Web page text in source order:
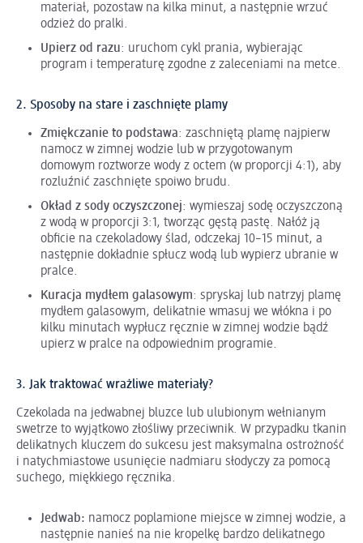
materiał, pozostaw na kilka minut, a następnie wrzuć
odzież do pralki.
Upierz od razu: uruchom cykl prania, wybierając
program i temperaturę zgodne z zaleceniami na metce.
2. Sposoby na stare i zaschnięte plamy
Zmiękczanie to podstawa: zaschniętą plamę najpierw
namocz w zimnej wodzie lub w przygotowanym
domowym roztworze wody z octem (w proporcji 4:1), aby
rozluźnić zaschnięte spoiwo brudu.
Okład z sody oczyszczonej: wymieszaj sodę oczyszczoną
z wodą w proporcji 3:1, tworząc gęstą pastę. Nałóż ją
obficie na czekoladowy ślad, odczekaj 10–15 minut, a
następnie dokładnie spłucz wodą lub wypierz ubranie w
pralce.
Kuracja mydłem galasowym: spryskaj lub natrzyj plamę
mydłem galasowym, delikatnie wmasuj we włókna i po
kilku minutach wypłucz ręcznie w zimnej wodzie bądź
upierz w pralce na odpowiednim programie.
3. Jak traktować wrażliwe materiały?
Czekolada na jedwabnej bluzce lub ulubionym wełnianym
swetrze to wyjątkowo złośliwy przeciwnik. W przypadku tkanin
delikatnych kluczem do sukcesu jest maksymalna ostrożność
i natychmiastowe usunięcie nadmiaru słodyczy za pomocą
suchego, miękkiego ręcznika.
Jedwab: namocz poplamione miejsce w zimnej wodzie, a
następnie nanieś na nie kropelkę bardzo delikatnego